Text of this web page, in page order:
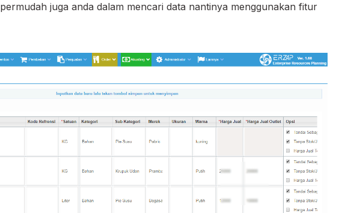
juga anda dalam mencari data nantinya menggunakan fitur